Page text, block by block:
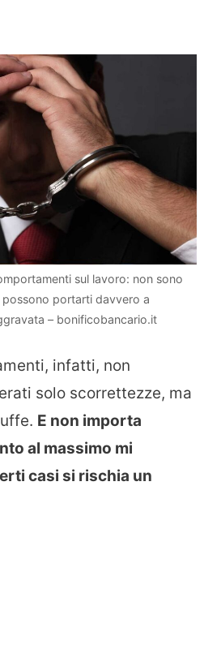
sul lavoro: non sono
portarti davvero a
– bonificobancario.it
infatti, non
solo scorrettezze, ma
E non importa
al massimo mi
casi si rischia un